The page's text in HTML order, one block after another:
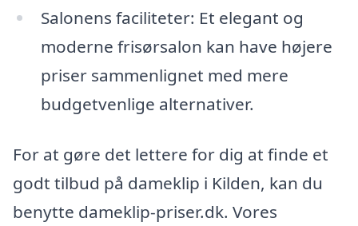
Salonens faciliteter: Et elegant og
moderne frisørsalon kan have højere
priser sammenlignet med mere
budgetvenlige alternativer.
For at gøre det lettere for dig at finde et
godt tilbud på dameklip i Kilden, kan du
benytte dameklip-priser.dk. Vores